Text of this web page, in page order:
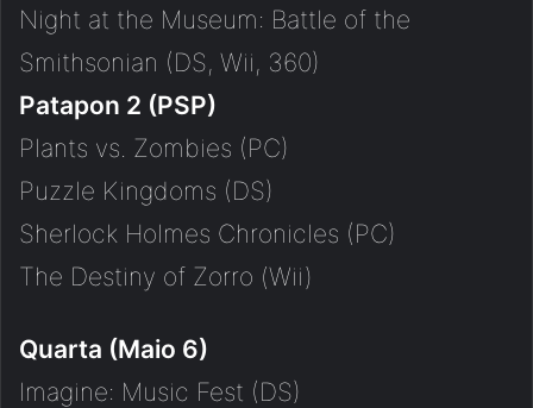
Night at the Museum: Battle of the
Smithsonian (DS, Wii, 360)
Patapon 2 (PSP)
Plants vs. Zombies (PC)
Puzzle Kingdoms (DS)
Sherlock Holmes Chronicles (PC)
The Destiny of Zorro (Wii)
Quarta (Maio 6)
Imagine: Music Fest (DS)